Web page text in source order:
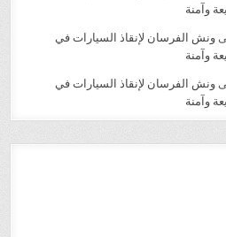
ونش الفرسان لإنقاذ السيارات في
ونش الفرسان لإنقاذ السيارات في